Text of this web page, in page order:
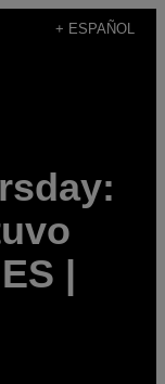
+ ESPAÑOL
|